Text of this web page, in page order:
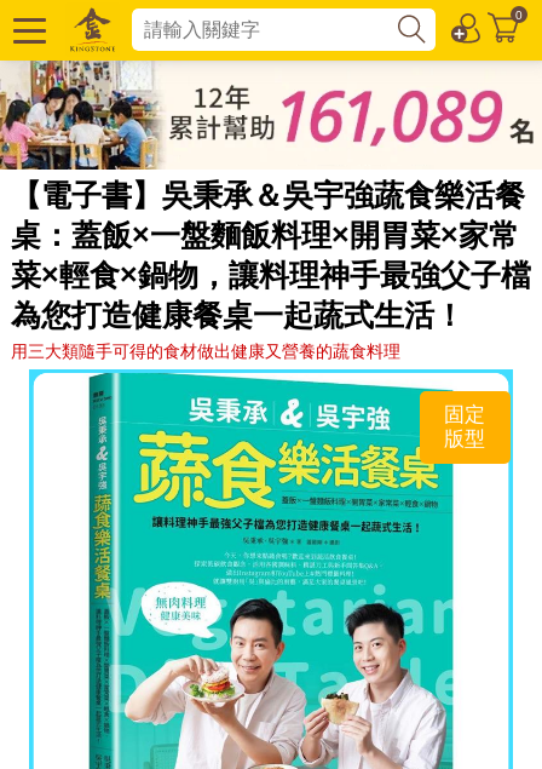
0
【電子書】吳秉承＆吳宇強蔬食樂活餐
桌：蓋飯×一盤麵飯料理×開胃菜×家常
菜×輕食×鍋物，讓料理神手最強父子檔
為您打造健康餐桌一起蔬式生活！
用三大類隨手可得的食材做出健康又營養的蔬食料理
固定
版型